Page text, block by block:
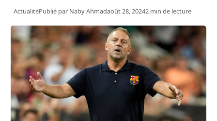
ActualitéPublié par Naby Ahmadaoût 28, 20242 min de lecture